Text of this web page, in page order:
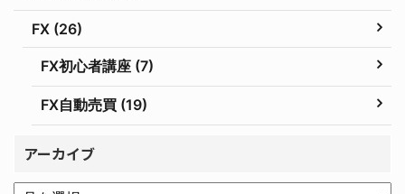
FX (26)
FX初心者講座 (7)
FX自動売買 (19)
アーカイブ